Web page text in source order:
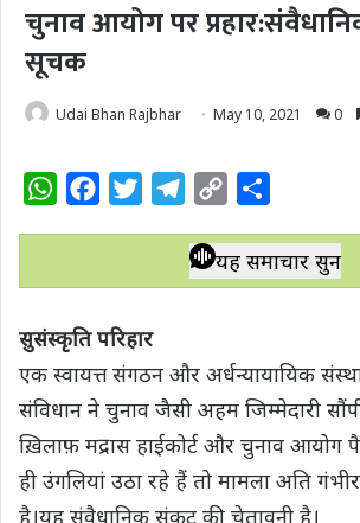
चुनाव आयोग पर
सूचक
Udai Bhan Rajbhar May 10, 2021 0
W
t
A
p
p
e
o
o
k
t
e
r
l
e
a
m
p
y
n
k
a
r
यह समाचार सुनें
सुसंस्कृति परिहार
एक स्वायत्त संगठन और अर्धन्यायायिक
संविधान ने चुनाव जैसी अहम जिम्मेदारी
ख़िलाफ़ मद्रास हाईकोर्ट और चुनाव
ही उंगलियां उठा रहे हैं तो मामला अति
है।यह संवैधानिक संकट की चेतावनी है।